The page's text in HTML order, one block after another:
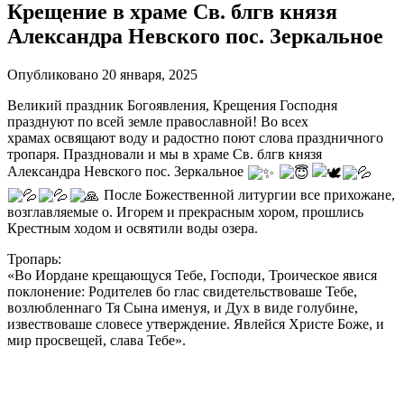
Крещение в храме Св. блгв князя
Александра Невского пос. Зеркальное
Опубликовано 20 января, 2025
Великий праздник Богоявления, Крещения Господня
празднуют по всей земле православной! Во всех
храмах освящают воду и радостно поют слова праздничного
тропаря. Праздновали и мы в храме Св. блгв князя
Александра Невского пос. Зеркальное
После Божественной литургии все прихожане,
возглавляемые о. Игорем и прекрасным хором, прошлись
Крестным ходом и освятили воды озера.
Тропарь:
«Во Иордане крещающуся Тебе, Господи, Троическое явися
поклонение: Родителев бо глас свидетельствоваше Тебе,
возлюбленнаго Тя Сына именуя, и Дух в виде голубине,
извествоваше словесе утверждение. Явлейся Христе Боже, и
мир просвещей, слава Тебе».